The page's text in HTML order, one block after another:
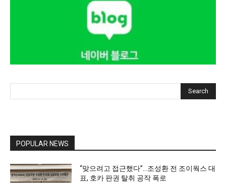
Search
POPULAR NEWS
“맞으려고 접근했다”…조성환 전 조이웍스 대
표, 호카 판권 탈취 공작 폭로